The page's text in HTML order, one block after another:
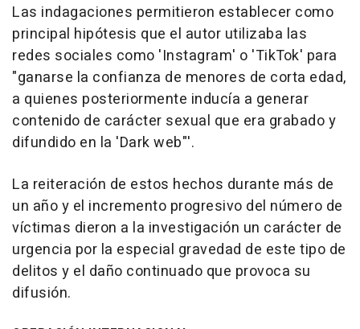
Las indagaciones permitieron establecer como
principal hipótesis que el autor utilizaba las
redes sociales como 'Instagram' o 'TikTok' para
"ganarse la confianza de menores de corta edad,
a quienes posteriormente inducía a generar
contenido de carácter sexual que era grabado y
difundido en la 'Dark web"'.
La reiteración de estos hechos durante más de
un año y el incremento progresivo del número de
víctimas dieron a la investigación un carácter de
urgencia por la especial gravedad de este tipo de
delitos y el daño continuado que provoca su
difusión.